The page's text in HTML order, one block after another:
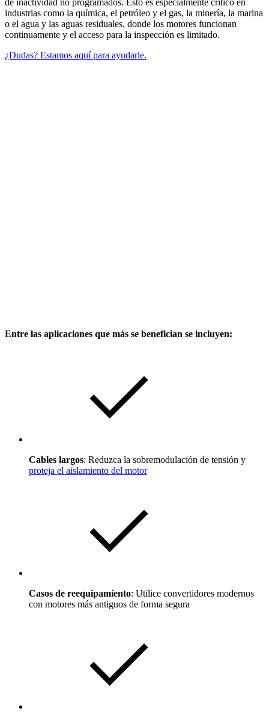
de inactividad no programados. Esto es especialmente crítico en
industrias como la química, el petróleo y el gas, la minería, la marina
o el agua y las aguas residuales, donde los motores funcionan
continuamente y el acceso para la inspección es limitado.
¿Dudas? Estamos aquí para ayudarle.
Entre las aplicaciones que más se benefician se incluyen:
Cables largos: Reduzca la sobremodulación de tensión y
proteja el aislamiento del motor
Casos de reequipamiento: Utilice convertidores modernos
con motores más antiguos de forma segura